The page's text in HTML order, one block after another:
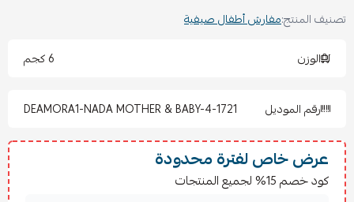
📦يتكوّن الطقم من 15 قطعة
:
🛏️ مخصص للأم:
1 × لحاف (المعزي) – 170 × 220 سم ±15٪
1 × غطاء وسادة – 50 × 75 سم ±5٪
1 × غطاء وسادة مربعة – 40 × 40 سم ±5٪
1 × غطاء وسادة للمعزي – 50 × 75 سم ±5٪
تصنيف المنتج:مفارش أطفال صيفية
الوزن
6 كجم
رقم الموديل DEAMORA1-NADA MOTHER & BABY-4-1721
عرض خاص لفترة محدودة
كود خصم 15% لجميع المنتجات